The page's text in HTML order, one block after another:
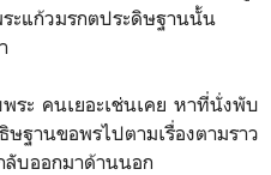
ะแก้วมรกตประดิษฐานนั้น
ะ คนเยอะเช่นเคย หาที่นั่งพับ
ฐานขอพรไปตามเรื่องตามราว
ลับออกมาด้านนอก